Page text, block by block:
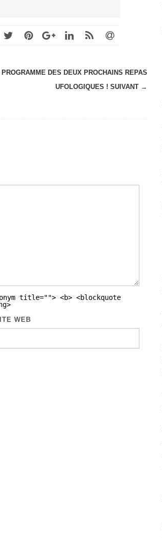
DES DEUX PROCHAINS REPAS
UFOLOGIQUES ! SUIVANT →
title=""> <b> <blockquote
WEB